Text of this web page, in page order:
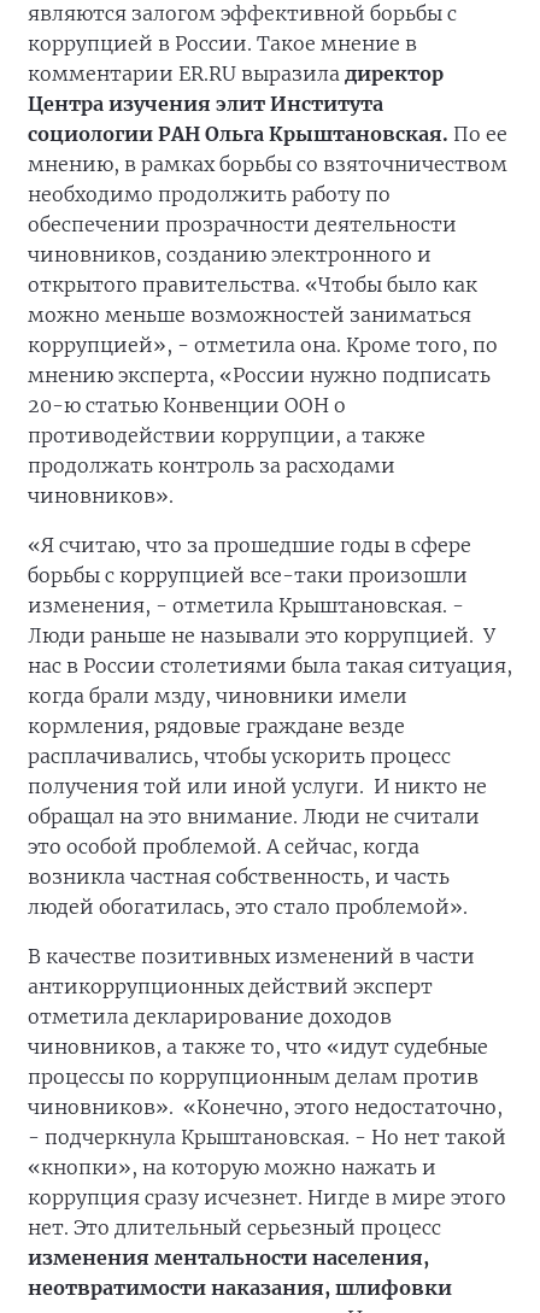
являются залогом эффективной борьбы с
коррупцией в России. Такое мнение в
комментарии ER.RU выразила директор
Центра изучения элит Института
социологии РАН Ольга Крыштановская. По ее
мнению, в рамках борьбы со взяточничеством
необходимо продолжить работу по
обеспечении прозрачности деятельности
чиновников, созданию электронного и
открытого правительства. «Чтобы было как
можно меньше возможностей заниматься
коррупцией», - отметила она. Кроме того, по
мнению эксперта, «России нужно подписать
20-ю статью Конвенции ООН о
противодействии коррупции, а также
продолжать контроль за расходами
чиновников».
«Я считаю, что за прошедшие годы в сфере
борьбы с коррупцией все-таки произошли
изменения, - отметила Крыштановская. -
Люди раньше не называли это коррупцией. У
нас в России столетиями была такая ситуация,
когда брали мзду, чиновники имели
кормления, рядовые граждане везде
расплачивались, чтобы ускорить процесс
получения той или иной услуги. И никто не
обращал на это внимание. Люди не считали
это особой проблемой. А сейчас, когда
возникла частная собственность, и часть
людей обогатилась, это стало проблемой».
В качестве позитивных изменений в части
антикоррупционных действий эксперт
отметила декларирование доходов
чиновников, а также то, что «идут судебные
процессы по коррупционным делам против
чиновников». «Конечно, этого недостаточно,
- подчеркнула Крыштановская. - Но нет такой
«кнопки», на которую можно нажать и
коррупция сразу исчезнет. Нигде в мире этого
нет. Это длительный серьезный процесс
изменения ментальности населения,
неотвратимости наказания, шлифовки